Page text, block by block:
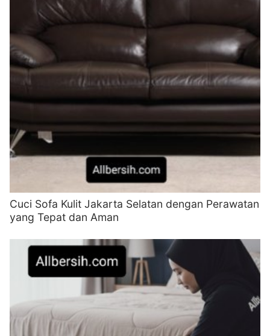
Cuci Sofa Kulit Jakarta Selatan dengan Perawatan
yang Tepat dan Aman